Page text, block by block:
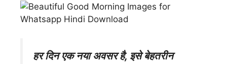
हर दिन एक नया अवसर है, इसे बेहतरीन